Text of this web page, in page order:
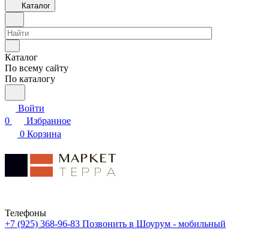
Каталог
Каталог
По всему сайту
По каталогу
Войти
0
Избранное
0 Корзина
Телефоны
+7 (925) 368-96-83 Позвонить в Шоурум - мобильный